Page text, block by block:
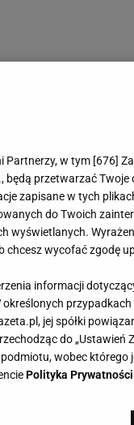
Partnerzy, w tym [676]
będą przetwarzać
zapisane w tych
do Twoich
wyświetlanych.
chcesz wycofać zgodę
informacji
określonych
jej spółki
do „Ustawień
wobec którego
Polityka Prywatności